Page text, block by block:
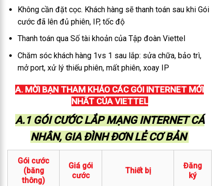
Không cần đặt cọc. Khách hàng sẽ thanh toán sau khi Gói
cước đã lên đủ phiên, IP, tốc độ
Thanh toán qua Số tài khoản của Tập đoàn Viettel
Chăm sóc khách hàng 1vs 1 sau lắp: sửa chữa, bảo trì,
mở port, xử lý thiếu phiên, mất phiên, xoay IP
A. MỜI BẠN THAM KHẢO CÁC GÓI INTERNET MỚI
NHẤT CỦA VIETTEL
A.1 GÓI CƯỚC LẮP MẠNG INTERNET CÁ
NHÂN, GIA ĐÌNH ĐƠN LẺ CƠ BẢN
Gói cước
(băng
thông)
Giá gói
cước
Thiết bị
Đăng
ký